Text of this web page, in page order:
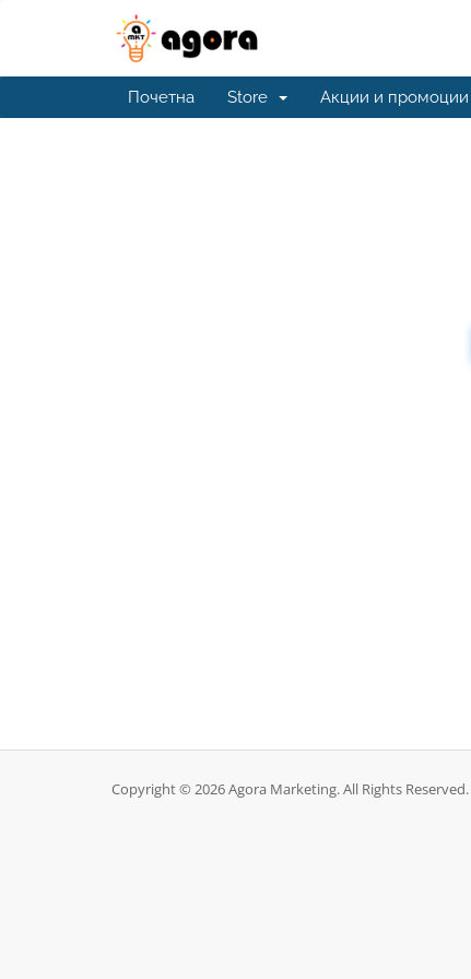
Почетна Store Акции и промоции
Copyright © 2026 Agora Marketing. All Rights Reserved.